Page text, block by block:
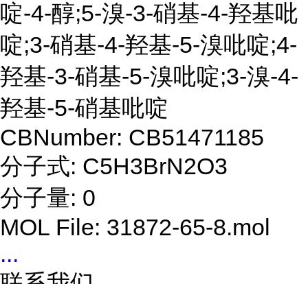
啶-4-醇;5-溴-3-硝基-4-羟基吡
啶;3-硝基-4-羟基-5-溴吡啶;4-
羟基-3-硝基-5-溴吡啶;3-溴-4-
羟基-5-硝基吡啶
CBNumber: CB51471185
分子式: C5H3BrN2O3
分子量: 0
MOL File: 31872-65-8.mol
...